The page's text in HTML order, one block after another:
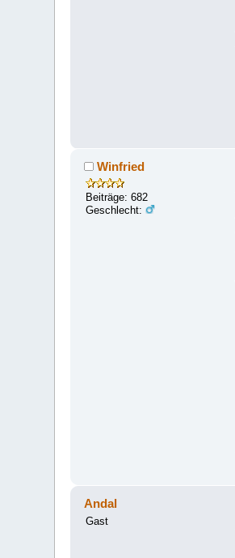
Winfried
Beiträge: 682
Geschlecht:
Andal
Gast